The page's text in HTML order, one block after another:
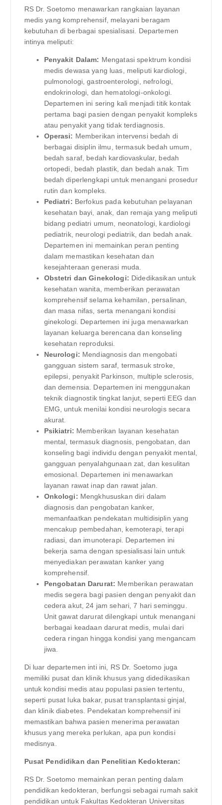
RS Dr. Soetomo menawarkan rangkaian layanan
medis yang komprehensif, melayani beragam
kebutuhan di berbagai spesialisasi. Departemen
intinya meliputi:
Penyakit Dalam: Mengatasi spektrum kondisi
medis dewasa yang luas, meliputi kardiologi,
pulmonologi, gastroenterologi, nefrologi,
endokrinologi, dan hematologi-onkologi.
Departemen ini sering kali menjadi titik kontak
pertama bagi pasien dengan penyakit kompleks
atau penyakit yang tidak terdiagnosis.
Operasi: Memberikan intervensi bedah di
berbagai disiplin ilmu, termasuk bedah umum,
bedah saraf, bedah kardiovaskular, bedah
ortopedi, bedah plastik, dan bedah anak. Tim
bedah diperlengkapi untuk menangani prosedur
rutin dan kompleks.
Pediatri: Berfokus pada kebutuhan pelayanan
kesehatan bayi, anak, dan remaja yang meliputi
bidang pediatri umum, neonatologi, kardiologi
pediatrik, neurologi pediatrik, dan bedah anak.
Departemen ini memainkan peran penting
dalam memastikan kesehatan dan
kesejahteraan generasi muda.
Obstetri dan Ginekologi: Didedikasikan untuk
kesehatan wanita, memberikan perawatan
komprehensif selama kehamilan, persalinan,
dan masa nifas, serta menangani kondisi
ginekologi. Departemen ini juga menawarkan
layanan keluarga berencana dan konseling
kesehatan reproduksi.
Neurologi: Mendiagnosis dan mengobati
gangguan sistem saraf, termasuk stroke,
epilepsi, penyakit Parkinson, multiple sclerosis,
dan demensia. Departemen ini menggunakan
teknik diagnostik tingkat lanjut, seperti EEG dan
EMG, untuk menilai kondisi neurologis secara
akurat.
Psikiatri: Memberikan layanan kesehatan
mental, termasuk diagnosis, pengobatan, dan
konseling bagi individu dengan penyakit mental,
gangguan penyalahgunaan zat, dan kesulitan
emosional. Departemen ini menawarkan
layanan rawat inap dan rawat jalan.
Onkologi: Mengkhususkan diri dalam
diagnosis dan pengobatan kanker,
memanfaatkan pendekatan multidisiplin yang
mencakup pembedahan, kemoterapi, terapi
radiasi, dan imunoterapi. Departemen ini
bekerja sama dengan spesialisasi lain untuk
menyediakan perawatan kanker yang
komprehensif.
Pengobatan Darurat: Memberikan perawatan
medis segera bagi pasien dengan penyakit dan
cedera akut, 24 jam sehari, 7 hari seminggu.
Unit gawat darurat dilengkapi untuk menangani
berbagai keadaan darurat medis, mulai dari
cedera ringan hingga kondisi yang mengancam
jiwa.
Di luar departemen inti ini, RS Dr. Soetomo juga
memiliki pusat dan klinik khusus yang didedikasikan
untuk kondisi medis atau populasi pasien tertentu,
seperti pusat luka bakar, pusat transplantasi ginjal,
dan klinik diabetes. Pendekatan komprehensif ini
memastikan bahwa pasien menerima perawatan
khusus yang mereka perlukan, apa pun kondisi
medisnya.
Pusat Pendidikan dan Penelitian Kedokteran:
RS Dr. Soetomo memainkan peran penting dalam
pendidikan kedokteran, berfungsi sebagai rumah sakit
pendidikan untuk Fakultas Kedokteran Universitas